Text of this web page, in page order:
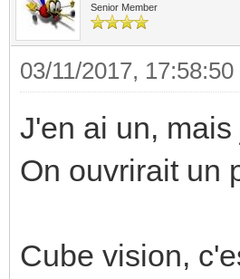
Senior Member
03/11/2017, 17:58:50
J'en ai un,
On ouvrirait un
Cube vision,